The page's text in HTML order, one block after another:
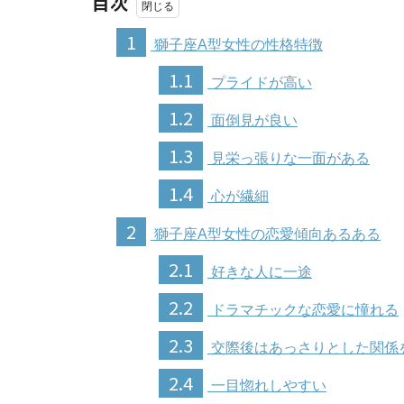
1
獅子座A型女性の性格特徴
1.1 プライドが高い
1.2 面倒見が良い
1.3 見栄っ張りな一面がある
1.4 心が繊細
2 獅子座A型女性の恋愛傾向あるある
2.1 好きな人に一途
2.2 ドラマチックな恋愛に憧れる
2.3 交際後はあっさりとした関係
2.4 一目惚れしやすい